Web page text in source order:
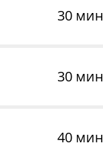
30 мин
30 мин
40 мин